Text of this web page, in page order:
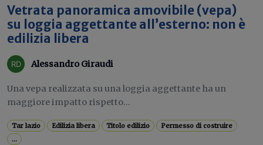
Vetrata panoramica amovibile (vepa)
su loggia aggettante all’esterno: non è
edilizia libera
Alessandro Giraudi
Una vepa realizzata su una loggia aggettante ha un
maggiore impatto rispetto...
Tar lazio Edilizia libera Titolo edilizio
Permesso di costruire
...